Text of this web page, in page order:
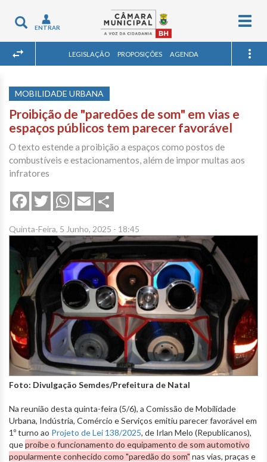
Toggle
navigation
ENTRAR
LEGISLAÇÃO PROPOSIÇÕES AGENDA
MOBILIDADE URBANA
Proibição de "paredões de som" em vias e
espaços públicos tem parecer favorável
O texto estende a proibição a espaços como postos de
combustíveis e estacionamentos, além de impor multas aos
infratores
FacebookTwitterWhatsApp
Email
Quinta-Feira, 5 Junho, 2025 - 18:45
Foto: Divulgação Semdes/Prefeitura de Natal
Na reunião desta quinta-feira (5/6), a Comissão de Mobilidade
Urbana, Indústria, Comércio e Serviços emitiu parecer favorável em
1º turno ao Projeto de Lei 138/2025, de Irlan Melo (Republicanos),
queproíbe o funcionamento do equipamento de som automotivo
popularmente conhecido como "paredão do som" nas vias, praças e